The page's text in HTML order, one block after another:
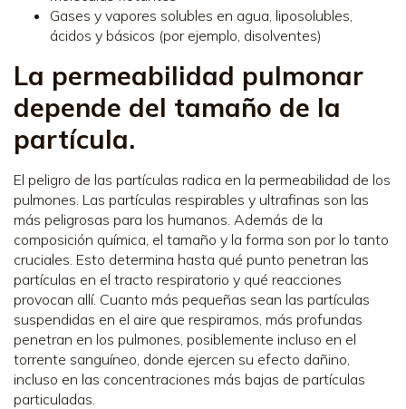
Gases y vapores solubles en agua, liposolubles,
ácidos y básicos (por ejemplo, disolventes)
La permeabilidad pulmonar
depende del tamaño de la
partícula.
El peligro de las partículas radica en la permeabilidad de los
pulmones. Las partículas respirables y ultrafinas son las
más peligrosas para los humanos. Además de la
composición química, el tamaño y la forma son por lo tanto
cruciales. Esto determina hasta qué punto penetran las
partículas en el tracto respiratorio y qué reacciones
provocan allí. Cuanto más pequeñas sean las partículas
suspendidas en el aire que respiramos, más profundas
penetran en los pulmones, posiblemente incluso en el
torrente sanguíneo, donde ejercen su efecto dañino,
incluso en las concentraciones más bajas de partículas
particuladas.